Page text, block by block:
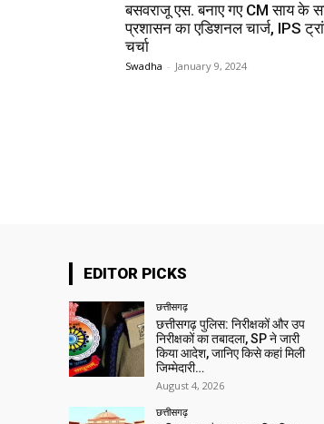
बसवराजू एस. बनाए गए CM साय के
प्रशासन का एडिशनल चार्ज, IPS
चर्चा
Swadha - January 9, 2024
EDITOR PICKS
छत्तीसगढ़
छत्तीसगढ़ पुलिस: निरीक्षकों और उप
निरीक्षकों का तबादला, SP ने जारी
किया आदेश, जानिए किसे कहां मिली
जिम्मेदारी…
August 4, 2026
छत्तीसगढ़